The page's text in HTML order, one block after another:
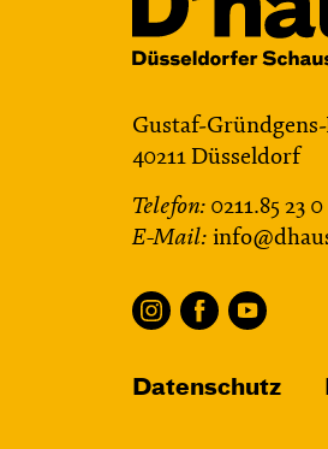
Gustaf-Gründgens-
40211 Düsseldorf
Telefon: 0211.85 23 0
E-Mail:
Datenschutz